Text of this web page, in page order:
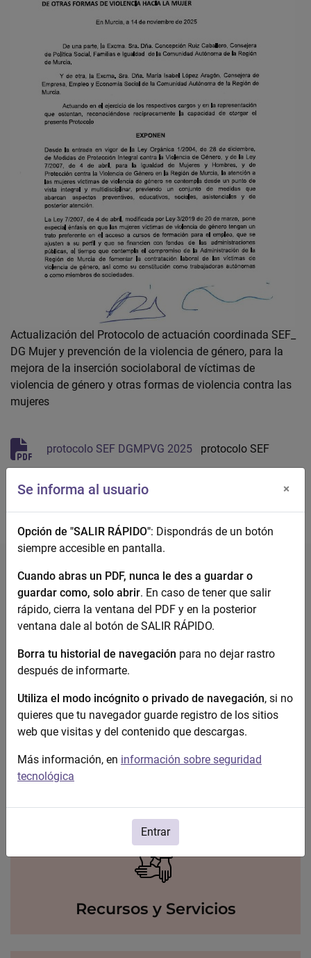
Actualización del Protocolo de actuación coordinada SEF_
DG Mujer y prevención de la violencia de género, para la
mejora de la inserción sociolaboral de víctimas de
violencia de género y otras formas de violencia contra las
mujeres
protocolo SEF DGMPVG 2025
protocolo SEF
Violencia contra la mujer
Recursos y Servicios
Se informa al usuario ×
Opción de "SALIR RÁPIDO": Dispondrás de un botón
siempre accesible en pantalla.
Cuando abras un PDF, nunca le des a guardar o
guardar como, solo abrir. En caso de tener que salir
rápido, cierra la ventana del PDF y en la posterior
ventana dale al botón de SALIR RÁPIDO.
Borra tu historial de navegación para no dejar rastro
después de informarte.
Utiliza el modo incógnito o privado de navegación, si no
quieres que tu navegador guarde registro de los sitios
web que visitas y del contenido que descargas.
Más información, en información sobre seguridad
tecnológica
Entrar